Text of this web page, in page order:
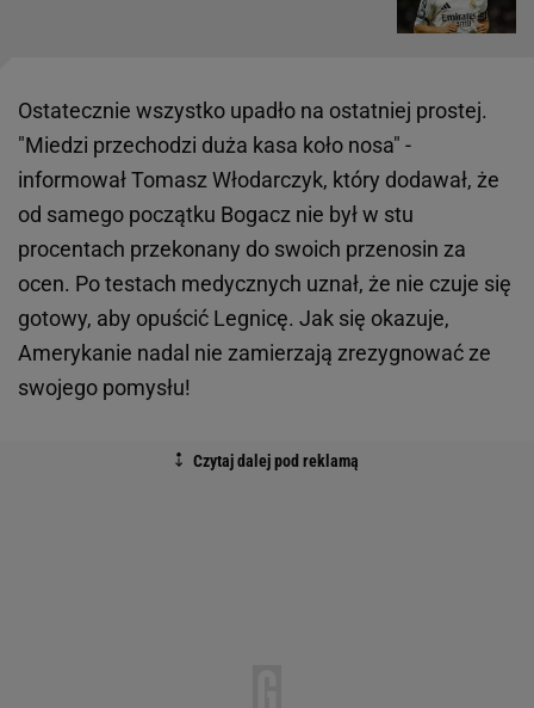
Ostatecznie wszystko upadło na ostatniej prostej.
"Miedzi przechodzi duża kasa koło nosa" -
informował Tomasz Włodarczyk, który dodawał, że
od samego początku Bogacz nie był w stu
procentach przekonany do swoich przenosin za
ocen. Po testach medycznych uznał, że nie czuje się
gotowy, aby opuścić Legnicę. Jak się okazuje,
Amerykanie nadal nie zamierzają zrezygnować ze
swojego pomysłu!